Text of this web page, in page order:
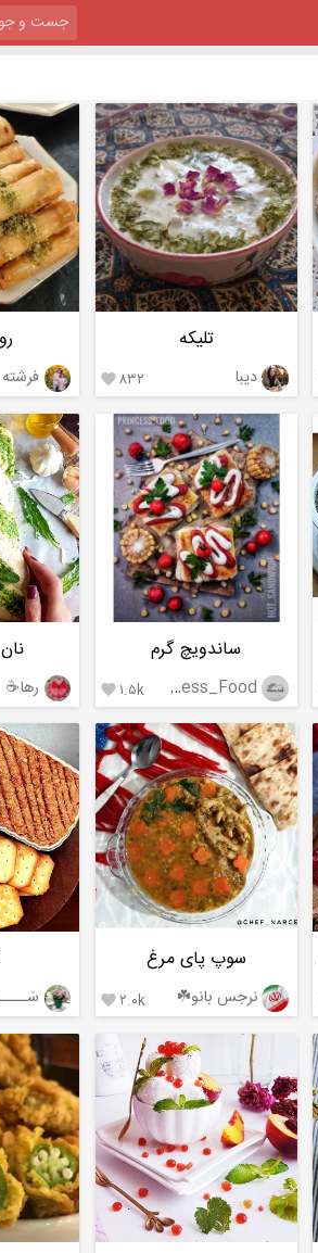
تلیکه
دیبا ۸۳۲ 
ساندویچ گرم
Princess_Food ۱.۵k  رها☕️
سوپ پای مرغ
نرجس بانو☘️ ۲.۰k 